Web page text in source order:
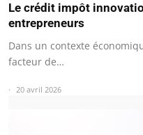
Le crédit impôt
entrepreneurs
Dans un contexte
facteur de…
20 avril 2026